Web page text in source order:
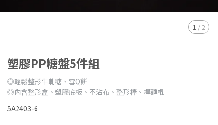
1 / 2
塑膠PP糖盤5件組
◎輕鬆整形牛軋糖、雪Q餅
◎內含整形盒、塑膠底板、不沾布、整形棒、桿麵棍
5A2403-6